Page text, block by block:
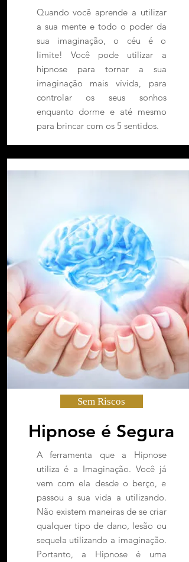
Quando você aprende a utilizar
a sua mente e todo o poder da
sua imaginação, o céu é o
limite! Você pode utilizar a
hipnose para tornar a sua
imaginação mais vívida, para
controlar os seus sonhos
enquanto dorme e até mesmo
para brincar com os 5 sentidos.
Sem Riscos
Hipnose é Segura
A ferramenta que a Hipnose
utiliza é a Imaginação. Você já
vem com ela desde o berço, e
passou a sua vida a utilizando.
Não existem maneiras de se criar
qualquer tipo de dano, lesão ou
sequela utilizando a imaginação.
Portanto, a Hipnose é uma